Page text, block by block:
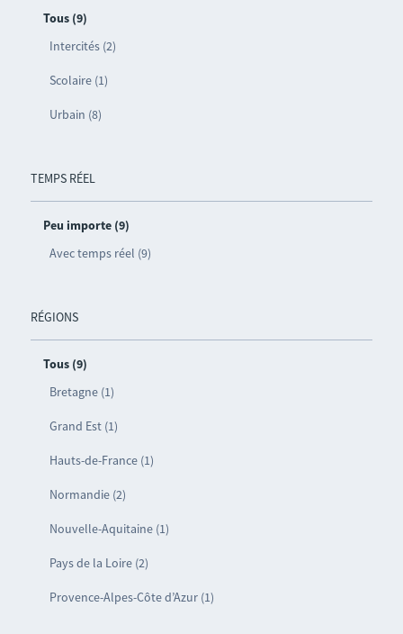
Tous (9)
Intercités (2)
Scolaire (1)
Urbain (8)
TEMPS RÉEL
Peu importe (9)
Avec temps réel (9)
RÉGIONS
Tous (9)
Bretagne (1)
Grand Est (1)
Hauts-de-France (1)
Normandie (2)
Nouvelle-Aquitaine (1)
Pays de la Loire (2)
Provence-Alpes-Côte d’Azur (1)